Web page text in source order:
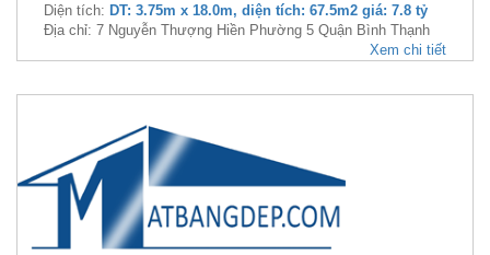
Diện tích: DT: 3.75m x 18.0m, diện tích: 67.5m2 giá: 7.8 tỷ
Địa chỉ: 7 Nguyễn Thượng Hiền Phường 5 Quận Bình Thạnh
Xem chi tiết